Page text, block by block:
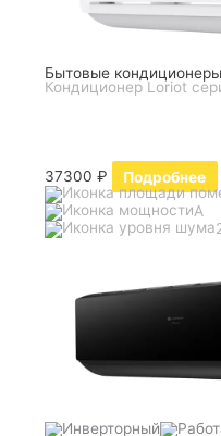
Бытовые кондиционеры
Кондиционер Loriot
37300₽
Подробнее
A